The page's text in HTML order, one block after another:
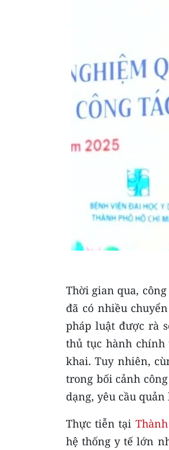
Thời gian qua,
đã có nhiều
pháp luật được rà
thủ tục hành chính
khai. Tuy nhiên,
trong bối cảnh
dạng, yêu cầu quản
Thực tiễn tại
hệ thống y tế lớn